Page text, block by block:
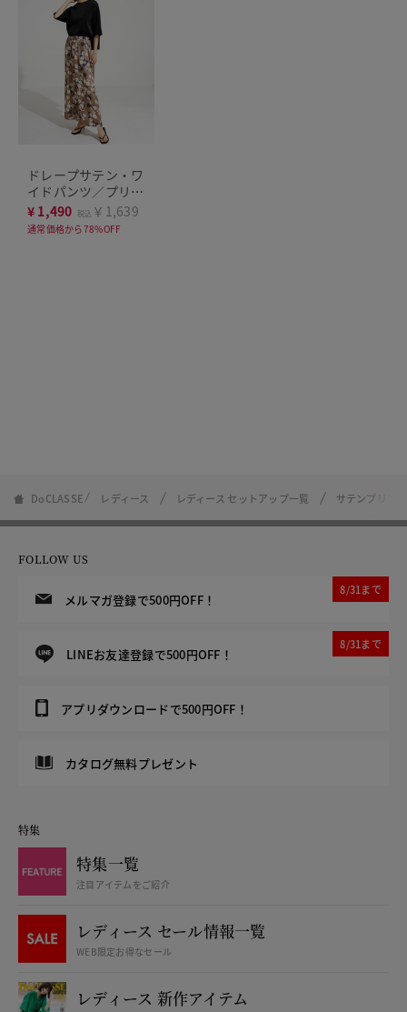
ドレープサテン・ワ
イドパンツ／プリン
ト
¥ 1,490 税込 ￥1,639
通常価格から78%OFF
DoCLASSE レディース レディース セットアップ一覧 サテンプリン
FOLLOW US
メルマガ登録で500円OFF！
8/31まで
LINEお友達登録で500円OFF！
8/31まで
アプリダウンロードで500円OFF！
カタログ無料プレゼント
特集
特集一覧
注目アイテムをご紹介
レディース セール情報一覧
WEB限定お得なセール
レディース 新作アイテム